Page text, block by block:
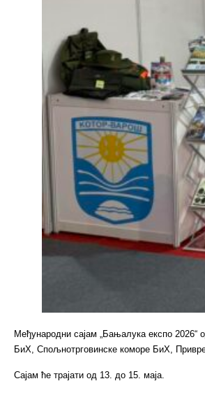
Међународни сајам „Бањалука експо 2026“
БиХ, Спољнотрговинске коморе БиХ,
Сајам ће трајати од 13. до 15. маја.